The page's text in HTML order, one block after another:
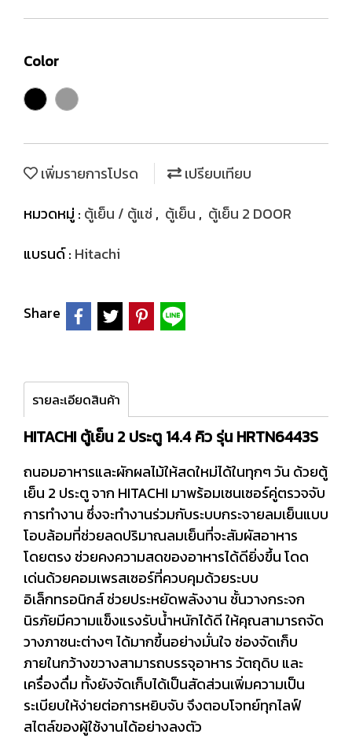
Color
เพิ่มรายการโปรด
เปรียบเทียบ
หมวดหมู่ : ตู้เย็น / ตู้แช่ , ตู้เย็น , ตู้เย็น 2 DOOR
แบรนด์ : Hitachi
Share
รายละเอียดสินค้า
HITACHI ตู้เย็น 2 ประตู 14.4 คิว รุ่น HRTN6443S
ถนอมอาหารและผักผลไม้ให้สดใหม่ได้ในทุกๆ วัน ด้วยตู้
เย็น 2 ประตู จาก HITACHI มาพร้อมเซนเซอร์คู่ตรวจจับ
การทำงาน ซึ่งจะทำงานร่วมกับระบบกระจายลมเย็นแบบ
โอบล้อมที่ช่วยลดปริมาณลมเย็นที่จะสัมผัสอาหาร
โดยตรง ช่วยคงความสดของอาหารได้ดียิ่งขึ้น โดด
เด่นด้วยคอมเพรสเซอร์ที่ควบคุมด้วยระบบ
อิเล็กทรอนิกส์ ช่วยประหยัดพลังงาน ชั้นวางกระจก
นิรภัยมีความแข็งแรงรับน้ำหนักได้ดี ให้คุณสามารถจัด
วางภาชนะต่างๆ ได้มากขึ้นอย่างมั่นใจ ช่องจัดเก็บ
ภายในกว้างขวางสามารถบรรจุอาหาร วัตถุดิบ และ
เครื่องดื่ม ทั้งยังจัดเก็บได้เป็นสัดส่วนเพิ่มความเป็น
ระเบียบให้ง่ายต่อการหยิบจับ จึงตอบโจทย์ทุกไลฟ์
สไตล์ของผู้ใช้งานได้อย่างลงตัว